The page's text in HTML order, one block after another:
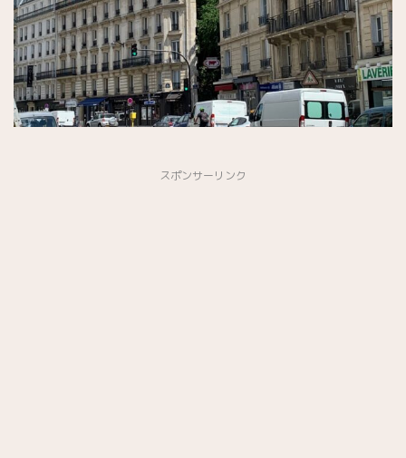
スポンサーリンク